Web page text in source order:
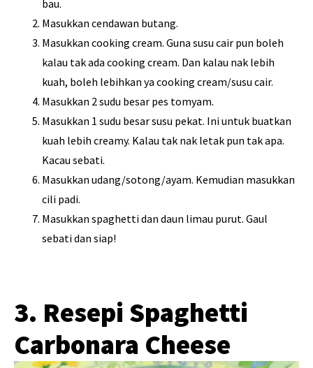
bau.
Masukkan cendawan butang.
Masukkan cooking cream. Guna susu cair pun boleh
kalau tak ada cooking cream. Dan kalau nak lebih
kuah, boleh lebihkan ya cooking cream/susu cair.
Masukkan 2 sudu besar pes tomyam.
Masukkan 1 sudu besar susu pekat. Ini untuk buatkan
kuah lebih creamy. Kalau tak nak letak pun tak apa.
Kacau sebati.
Masukkan udang/sotong/ayam. Kemudian masukkan
cili padi.
Masukkan spaghetti dan daun limau purut. Gaul
sebati dan siap!
3. Resepi Spaghetti
Carbonara Cheese